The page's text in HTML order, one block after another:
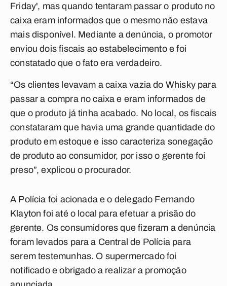
Friday', mas quando tentaram passar o produto no
caixa eram informados que o mesmo não estava
mais disponível. Mediante a denúncia, o promotor
enviou dois fiscais ao estabelecimento e foi
constatado que o fato era verdadeiro.
“Os clientes levavam a caixa vazia do Whisky para
passar a compra no caixa e eram informados de
que o produto já tinha acabado. No local, os fiscais
constataram que havia uma grande quantidade do
produto em estoque e isso caracteriza sonegação
de produto ao consumidor, por isso o gerente foi
preso”, explicou o procurador.
A Polícia foi acionada e o delegado Fernando
Klayton foi até o local para efetuar a prisão do
gerente. Os consumidores que fizeram a denúncia
foram levados para a Central de Polícia para
serem testemunhas. O supermercado foi
notificado e obrigado a realizar a promoção